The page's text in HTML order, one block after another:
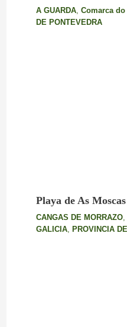
A GUARDA, Comarca
DE PONTEVEDRA
Playa de As Moscas
CANGAS DE MORRAZO,
GALICIA, PROVINCIA